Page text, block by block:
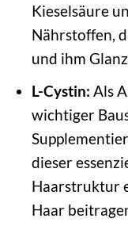
Kieselsäure
Nährstoffen,
und ihm
L-Cystin: Als
wichtiger
dieser
Haarstruktur
Haar